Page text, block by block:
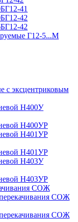
41
42
42
Г12-5...М
с эксцентриковым
Н400У
Н400УР
Н401УР
Н401УР
Н403У
Н403УР
СОЖ
СОЖ
СОЖ